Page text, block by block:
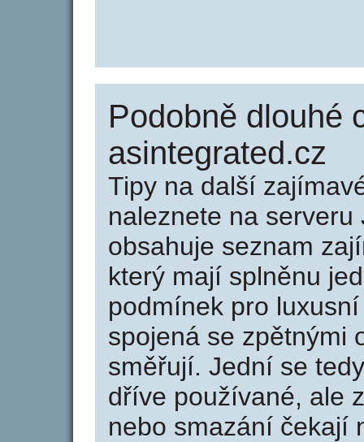
Podobně dlouhé
asintegrated.cz
Tipy na další
naleznete na serveru
obsahuje seznam
který mají splněnu
podmínek pro
spojená se zpětnými
směřují. Jední se
dříve používané, ale
nebo smazání čekají